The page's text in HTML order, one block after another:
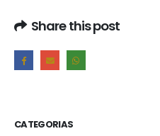
Share this post
CATEGORIAS